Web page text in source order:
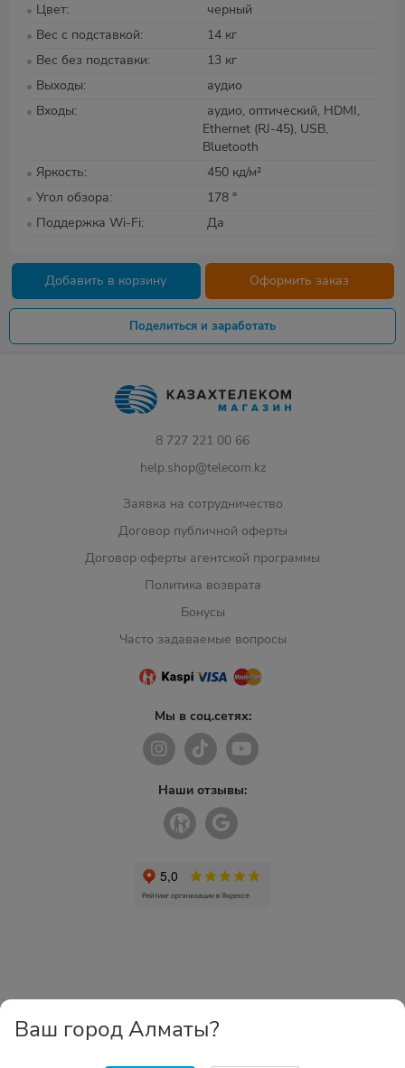
Цвет
черный
Вес с подставкой
14 кг
Вес без подставки
13 кг
Выходы
аудио
Входы
аудио, оптический, HDMI,
Ethernet (RJ-45), USB,
Bluetooth
Яркость
450 кд/м²
Угол обзора
178 °
Поддержка Wi-Fi
Да
Добавить в корзину Оформить заказ
Поделиться и заработать
8 727 221 00 66
help.shop@telecom.kz
Заявка на сотрудничество
Договор публичной оферты
Договор оферты агентской программы
Политика возврата
Бонусы
Часто задаваемые вопросы
Мы в соц.сетях:
Наши отзывы:
Ваш город Алматы?